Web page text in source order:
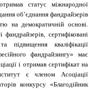
статус міжнародної
об’єднання фандрайзерів
на демократичній основі.
сертифіковані
підвищення кваліфікації
фандрайзингу» має
і отримав сертифікат на
є членом Асоціації
конкурсу «Благодійник